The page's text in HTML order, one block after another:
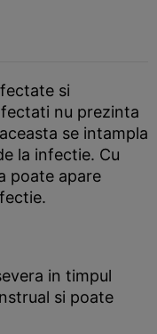
si
nu prezinta
se intampla
la infectie. Cu
poate apare
in timpul
si poate